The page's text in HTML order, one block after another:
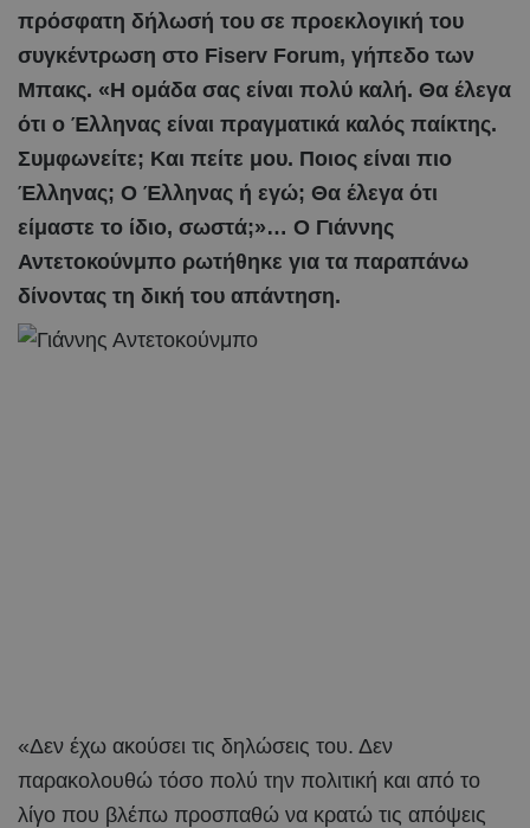
πρόσφατη δήλωσή του σε προεκλογική του
συγκέντρωση στο Fiserv Forum, γήπεδο των
Μπακς. «Η ομάδα σας είναι πολύ καλή. Θα έλεγα
ότι ο Έλληνας είναι πραγματικά καλός παίκτης.
Συμφωνείτε; Και πείτε μου. Ποιος είναι πιο
Έλληνας; Ο Έλληνας ή εγώ; Θα έλεγα ότι
είμαστε το ίδιο, σωστά;»… Ο Γιάννης
Αντετοκούνμπο ρωτήθηκε για τα παραπάνω
δίνοντας τη δική του απάντηση.
«Δεν έχω ακούσει τις δηλώσεις του. Δεν
παρακολουθώ τόσο πολύ την πολιτική και από το
λίγο που βλέπω προσπαθώ να κρατώ τις απόψεις